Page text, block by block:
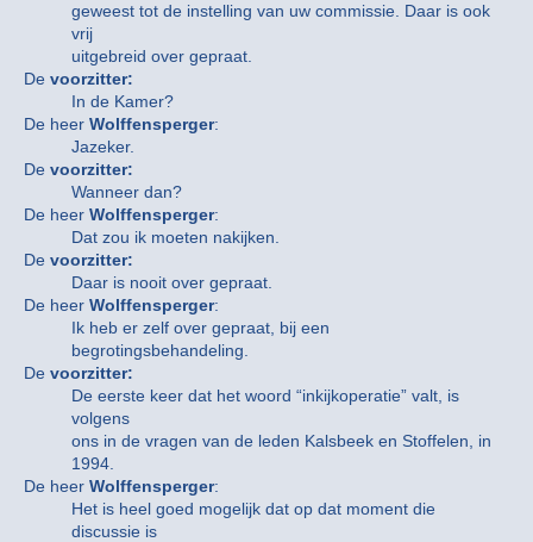
geweest tot de instelling van uw commissie. Daar is ook
vrij
uitgebreid over gepraat.
De voorzitter:
In de Kamer?
De heer Wolffensperger:
Jazeker.
De voorzitter:
Wanneer dan?
De heer Wolffensperger:
Dat zou ik moeten nakijken.
De voorzitter:
Daar is nooit over gepraat.
De heer Wolffensperger:
Ik heb er zelf over gepraat, bij een
begrotingsbehandeling.
De voorzitter:
De eerste keer dat het woord “inkijkoperatie” valt, is
volgens
ons in de vragen van de leden Kalsbeek en Stoffelen, in
1994.
De heer Wolffensperger:
Het is heel goed mogelijk dat op dat moment die
discussie is